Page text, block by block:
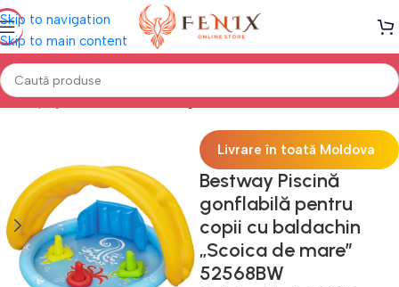
Skip to navigation
Skip to main content
Prima pagină PISCINE Piscine gonflabile
Livrare în toată Moldova
Bestway Piscină
gonflabilă pentru
copii cu baldachin
„Scoica de mare”
52568BW